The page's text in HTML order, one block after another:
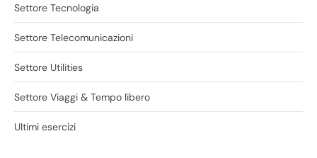
Settore Tecnologia
Settore Telecomunicazioni
Settore Utilities
Settore Viaggi & Tempo libero
Ultimi esercizi